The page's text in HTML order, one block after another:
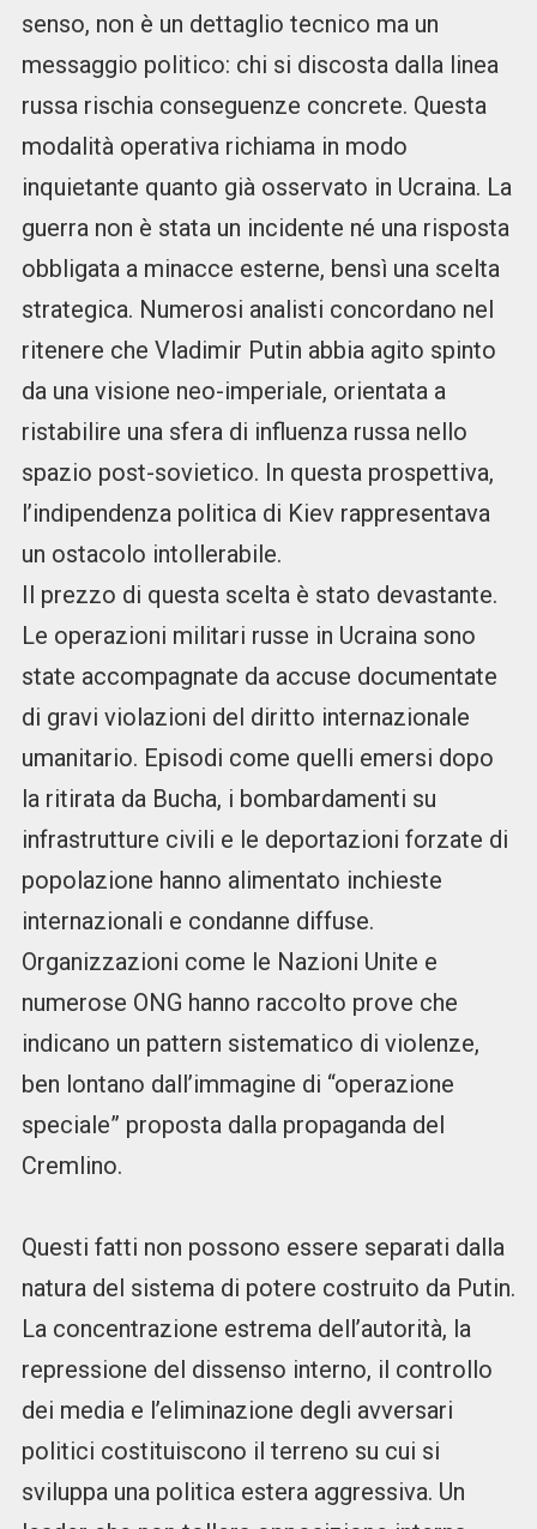
senso, non è un dettaglio tecnico ma un
messaggio politico: chi si discosta dalla linea
russa rischia conseguenze concrete. Questa
modalità operativa richiama in modo
inquietante quanto già osservato in Ucraina. La
guerra non è stata un incidente né una risposta
obbligata a minacce esterne, bensì una scelta
strategica. Numerosi analisti concordano nel
ritenere che Vladimir Putin abbia agito spinto
da una visione neo-imperiale, orientata a
ristabilire una sfera di influenza russa nello
spazio post-sovietico. In questa prospettiva,
l’indipendenza politica di Kiev rappresentava
un ostacolo intollerabile.
Il prezzo di questa scelta è stato devastante.
Le operazioni militari russe in Ucraina sono
state accompagnate da accuse documentate
di gravi violazioni del diritto internazionale
umanitario. Episodi come quelli emersi dopo
la ritirata da Bucha, i bombardamenti su
infrastrutture civili e le deportazioni forzate di
popolazione hanno alimentato inchieste
internazionali e condanne diffuse.
Organizzazioni come le Nazioni Unite e
numerose ONG hanno raccolto prove che
indicano un pattern sistematico di violenze,
ben lontano dall’immagine di “operazione
speciale” proposta dalla propaganda del
Cremlino.
Questi fatti non possono essere separati dalla
natura del sistema di potere costruito da Putin.
La concentrazione estrema dell’autorità, la
repressione del dissenso interno, il controllo
dei media e l’eliminazione degli avversari
politici costituiscono il terreno su cui si
sviluppa una politica estera aggressiva. Un